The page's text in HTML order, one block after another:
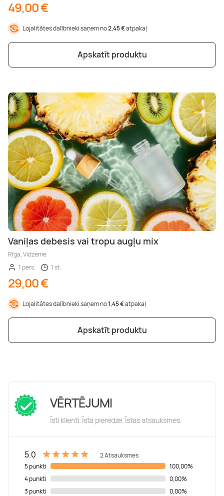
49,00 €
Lojalitātes dalībnieki saņem no2,45 €atpakaļ
Apskatīt produktu
Vaniļas debesis vai tropu augļu mix
Rīga, Vidzeme
1 pers.
1 st.
29,00 €
Lojalitātes dalībnieki saņem no1,45 €atpakaļ
Apskatīt produktu
VĒRTĒJUMI
Īsti klienti. Īsta pieredze. Īstas atsauksmes.
5.0
2 Atsauksmes
5 punkti
100,00%
4 punkti
0,00%
3 punkti
0,00%